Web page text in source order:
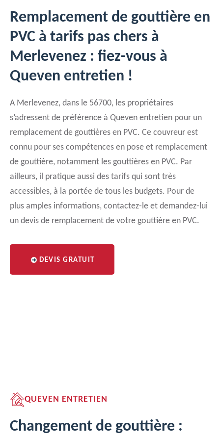
Remplacement de gouttière en
PVC à tarifs pas chers à
Merlevenez : fiez-vous à
Queven entretien !
A Merlevenez, dans le 56700, les propriétaires
s’adressent de préférence à Queven entretien pour un
remplacement de gouttières en PVC. Ce couvreur est
connu pour ses compétences en pose et remplacement
de gouttière, notamment les gouttières en PVC. Par
ailleurs, il pratique aussi des tarifs qui sont très
accessibles, à la portée de tous les budgets. Pour de
plus amples informations, contactez-le et demandez-lui
un devis de remplacement de votre gouttière en PVC.
DEVIS GRATUIT
QUEVEN ENTRETIEN
Changement de gouttière :